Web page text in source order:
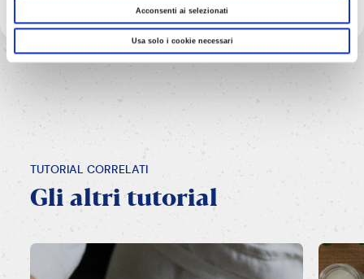
Acconsenti ai selezionati
Usa solo i cookie necessari
TUTORIAL CORRELATI
Gli altri tutorial